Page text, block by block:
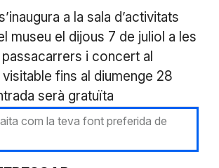
a la sala d’activitats
museu el dijous 7 de juliol a les
passacarrers i concert al
visitable fins al diumenge 28
serà gratuïta
com la teva font preferida de